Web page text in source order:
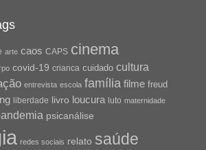
arte caos CAPS cinema
covid-19 crianca cuidado cultura
entrevista escola família filme freud
liberdade livro loucura luto maternidade
psicanálise
redes sociais relato saúde